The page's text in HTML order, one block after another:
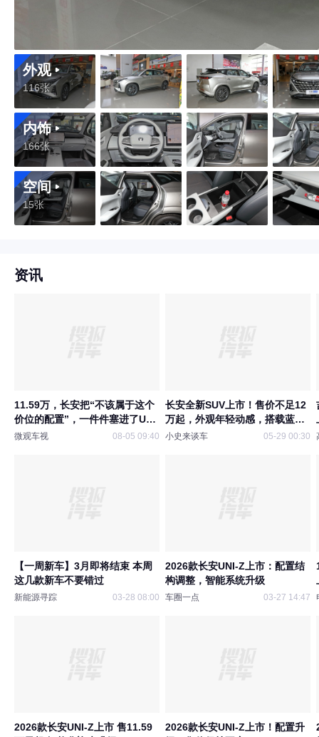
外观
116张
内饰
166张
空间
15张
资讯
11.59万，长安把“不该属于这个
价位的配置”，一件件塞进了UNI-
Z
微观车视 08-05 09:40
长安全新SUV上市！售价不足12
万起，外观年轻动感，搭载蓝鲸
1.5T
小史来谈车 05-29 00:30
【一周新车】3月即将结束 本周
这几款新车不要错过
新能源寻踪 03-28 08:00
2026款长安UNI-Z上市：配置结
构调整，智能系统升级
车圈一点 03-27 14:47
2026款长安UNI-Z上市 售11.59
2026款长安UNI-Z上市！配置升